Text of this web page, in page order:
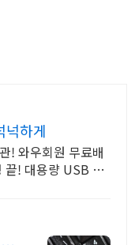
넉하게
! 와우회원 무료배
끝! 대용량 USB 메